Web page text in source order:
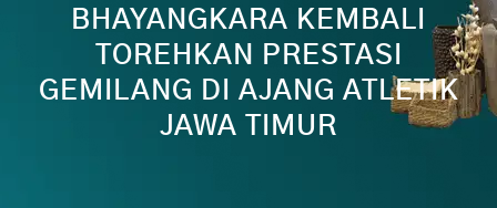
BHAYANGKARA KEMBALI
TOREHKAN PRESTASI
GEMILANG DI AJANG ATLETIK
JAWA TIMUR